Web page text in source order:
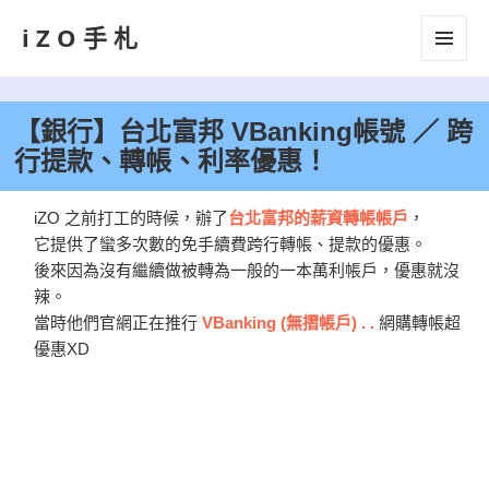
iZO手札
【銀行】台北富邦 VBanking帳號 ／ 跨
行提款、轉帳、利率優惠！
iZO 之前打工的時候，辦了台北富邦的薪資轉帳帳戶 ，
它提供了蠻多次數的免手續費跨行轉帳、提款的優惠。
後來因為沒有繼續做被轉為一般的一本萬利帳戶，優惠就沒
辣。
當時他們官網正在推行VBanking (無摺帳戶) . . 網購轉帳超
優惠XD